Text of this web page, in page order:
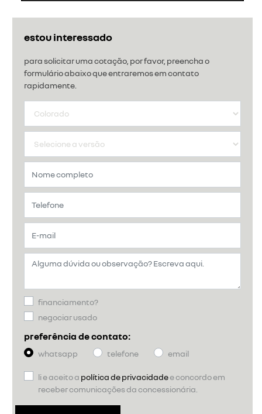
estou interessado
para solicitar uma cotação, por favor, preencha o
formulário abaixo que entraremos em contato
rapidamente.
financiamento?
negociar usado
preferência de contato:
whatsapp telefone email
li e aceito a política de privacidadee concordo em
receber comunicações da concessionária.